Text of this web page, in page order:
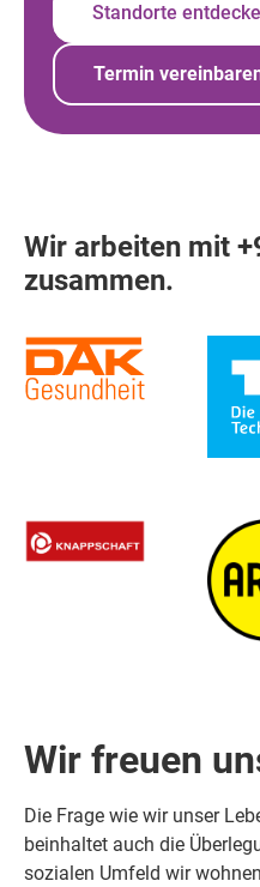
Standorte
Termin
Wir arbeiten mit
zusammen.
Wir freuen
Die Frage wie wir unser
beinhaltet auch die
sozialen Umfeld wir